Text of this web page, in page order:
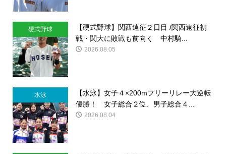
硬式野球
【硬式野球】関西遠征２日目 /関西遠征初
戦・関大に敗戦も前向く 中村騎...
2026.08.05
水泳
【水泳】女子４×200mフリーリレー大逆転
優勝！ 女子総合２位、男子総合４...
2026.08.04